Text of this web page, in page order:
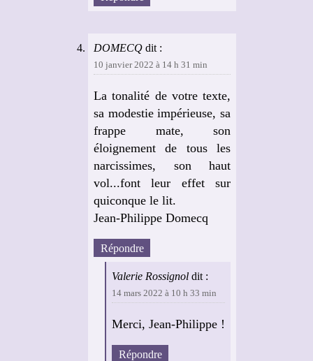
DOMECQ dit :
10 janvier 2022 à 14 h 31 min
La tonalité de votre texte,
sa modestie impérieuse, sa
frappe mate, son
éloignement de tous les
narcissimes, son haut
vol...font leur effet sur
quiconque le lit.
Jean-Philippe Domecq
Répondre
Valerie Rossignol dit :
14 mars 2022 à 10 h 33 min
Merci, Jean-Philippe !
Répondre